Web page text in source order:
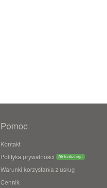
Pomoc
Kontakt
Polityka prywatności
Aktualizacja
Warunki korzystania z usług
Cennik